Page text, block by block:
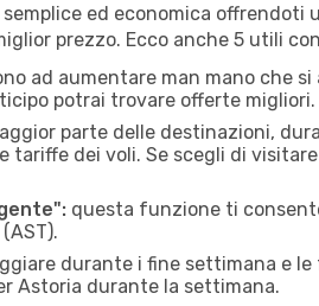
ed economica
prezzo. Ecco anche 5 utili
ad aumentare man mano che
potrai trovare offerte migliori.
parte delle destinazioni,
tariffe dei voli. Se scegli di
questa funzione ti
durante i fine settimana e
Astoria durante la settimana.